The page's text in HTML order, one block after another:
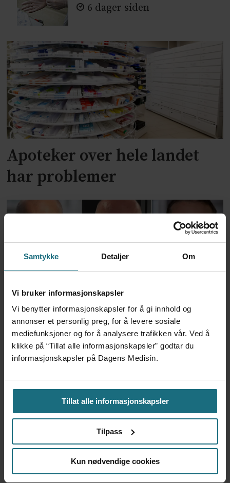
Samtykke Detaljer Om
Vi bruker informasjonskapsler
Vi benytter informasjonskapsler for å gi innhold og
annonser et personlig preg, for å levere sosiale
mediefunksjoner og for å analysere trafikken vår. Ved å
klikke på “Tillat alle informasjonskapsler” godtar du
informasjonskapsler på Dagens Medisin.
Tillat alle informasjonskapsler
Tilpass
Kun nødvendige cookies
6 dager siden
Apoteker over hele landet
har problemer
Kliniske studier kommer ikke
til land bare fordi de er gode på
forskning